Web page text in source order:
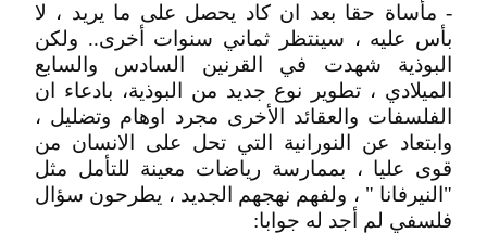
- مأساة حقا بعد ان كاد يحصل على ما يريد ، لا
بأس عليه ، سينتظر ثماني سنوات أخرى.. ولكن
البوذية شهدت في القرنين السادس والسابع
الميلادي ، تطوير نوع جديد من البوذية، بادعاء ان
الفلسفات والعقائد الأخرى مجرد اوهام وتضليل ،
وابتعاد عن النورانية التي تحل على الانسان من
قوى عليا ، بممارسة رياضات معينة للتأمل مثل
"النيرفانا " ، ولفهم نهجهم الجديد ، يطرحون سؤال
فلسفي لم أجد له جوابا: